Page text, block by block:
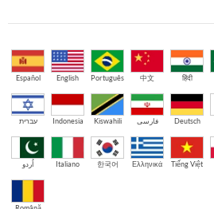
Español English Português 中文 हिंदी
עברית Indonesia Kiswahili فارسی Deutsch
اُردو Italiano 한국어 Ελληνικά Tiếng Việt